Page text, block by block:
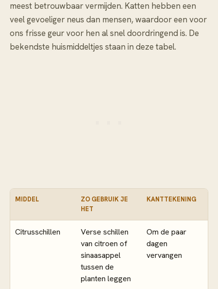
meest betrouwbaar vermijden. Katten hebben een
veel gevoeliger neus dan mensen, waardoor een voor
ons frisse geur voor hen al snel doordringend is. De
bekendste huismiddeltjes staan in deze tabel.
MIDDEL
ZO GEBRUIK JE
HET
KANTTEKENING
Citrusschillen
Verse schillen
van citroen of
sinaasappel
tussen de
planten leggen
Om de paar
dagen
vervangen